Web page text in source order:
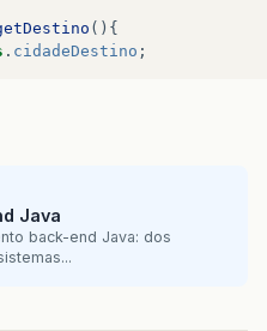
(){
. cidadeDestino ;
Java
back-end Java: dos